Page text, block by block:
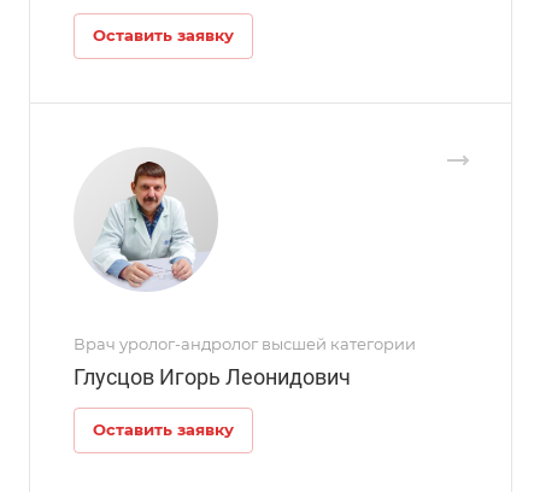
Оставить заявку
Врач уролог-андролог высшей категории
Глусцов Игорь Леонидович
Оставить заявку